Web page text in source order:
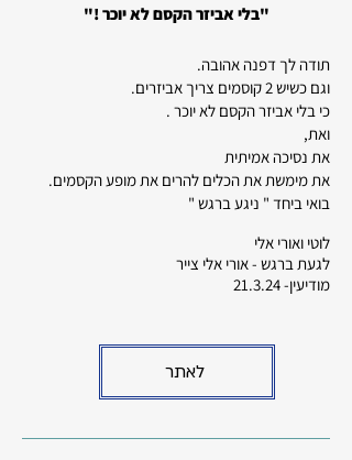
"בלי אביזר הקסם לא יוכר !"
תודה לך דפנה אהובה.
וגם כשיש 2 קוסמים צריך אביזרים.
כי בלי אביזר הקסם לא יוכר .
ואת,
את נסיכה אמיתית
את מימשת את הכלים להרים את מופע הקסמים.
בואי ביחד " ניגע ברגש "
לוטי ואורי אלי
לגעת ברגש - אורי אלי צייר
מודיעין- 21.3.24
לאתר